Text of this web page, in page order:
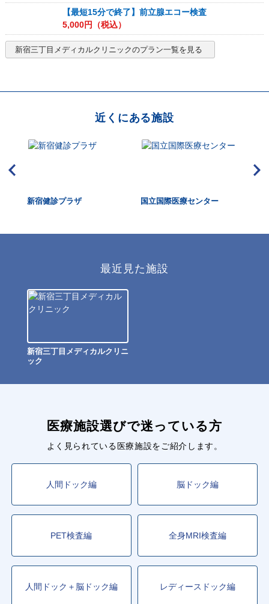
【最短15分で終了】前立腺エコー検査
5,000円（税込）
新宿三丁目メディカルクリニックのプラン一覧を見る
近くにある施設
新宿健診プラザ 国立国際医療センター
最近見た施設
新宿三丁目メディカルクリニ
ック
医療施設選びで迷っている方
よく見られている医療施設をご紹介します。
人間ドック編 脳ドック編
PET検査編 全身MRI検査編
人間ドック＋脳ドック編 レディースドック編